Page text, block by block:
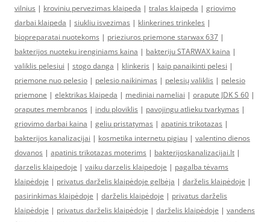
vilnius | kroviniu pervezimas klaipeda | tralas klaipeda | griovimo
darbai klaipeda | siukliu isvezimas | klinkerines trinkeles |
biopreparatai nuotekoms | prieziuros priemone starwax 637 |
bakterijos nuoteku irenginiams kaina | bakteriju STARWAX kaina |
valiklis pelesiui | stogo danga | klinkeris | kaip panaikinti pelesi |
priemone nuo pelesio | pelesio naikinimas | pelesių valiklis | pelesio
priemone | elektrikas klaipeda | mediniai nameliai | orapute JDK S 60 |
oraputes membranos | indu ploviklis | pavojingu atlieku tvarkymas |
griovimo darbai kaina | geliu pristatymas | apatinis trikotazas |
bakterijos kanalizacijai | kosmetika internetu pigiau | valentino dienos
dovanos | apatinis trikotazas moterims | bakterijoskanalizacijai.lt |
darzelis klaipedoje | vaiku darzelis klaipedoje | pagalba tėvams
klaipėdoje | privatus darželis klaipėdoje gelbėja | darželis klaipėdoje |
pasirinkimas klaipėdoje | darželis klaipėdoje | privatus darželis
klaipėdoje | privatus darželis klaipėdoje | darželis klaipėdoje | vandens